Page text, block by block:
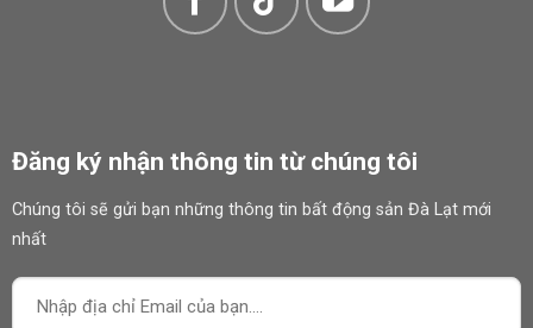
Đăng ký nhận thông tin từ chúng tôi
Chúng tôi sẽ gửi bạn những thông tin bất động sản Đà Lạt mới
nhất